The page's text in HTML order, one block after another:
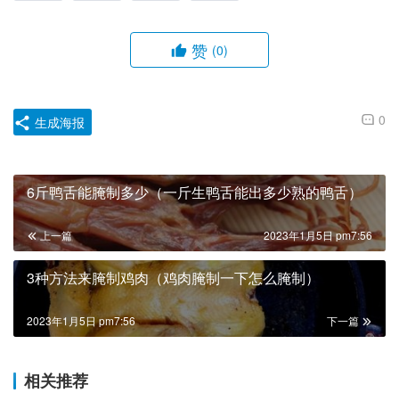
赞 (0)
0
生成海报
6斤鸭舌能腌制多少（一斤生鸭舌能出多少熟的鸭舌）
上一篇 2023年1月5日 pm7:56
3种方法来腌制鸡肉（鸡肉腌制一下怎么腌制）
下一篇
2023年1月5日 pm7:56
相关推荐